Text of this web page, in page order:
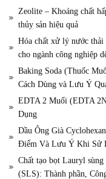
Zeolite – Khoáng chất
thủy sản hiệu quả
Hóa chất xử lý nước thải
cho ngành công nghiệp
Baking Soda (Thuốc
Cách Dùng và Lưu Ý
EDTA 2 Muối (EDTA
Dụng
Dầu Ông Già
Điểm Và Lưu Ý Khi Sử
Chất tạo bọt Lauryl
(SLS): Thành phần,